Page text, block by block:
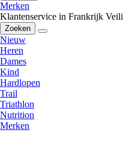
Merken
Klantenservice in Frankrijk
Zoeken
Nieuw
Heren
Dames
Kind
Hardlopen
Trail
Triathlon
Nutrition
Merken